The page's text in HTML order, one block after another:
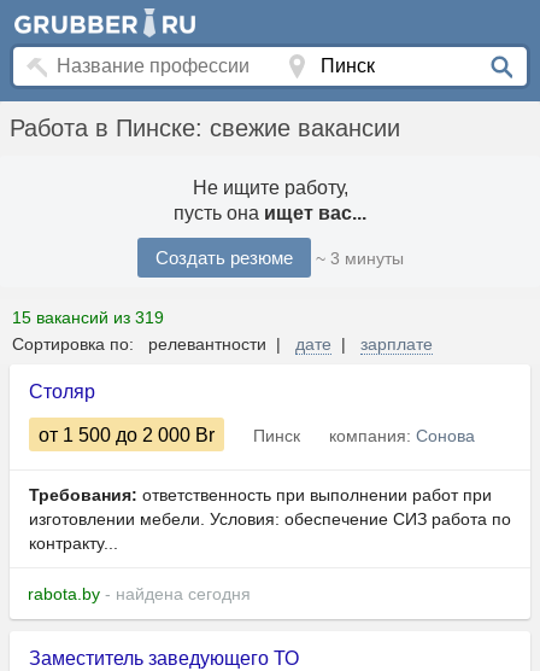
Работа в Пинске: свежие вакансии
Не ищите работу,
пусть она ищет вас...
Создать резюме ~ 3 минуты
15 вакансий из 319
Сортировка по: релевантности | дате | зарплате
Столяр
от 1 500 до 2 000 Br Пинск компания: Сонова
Требования: ответственность при выполнении работ при
изготовлении мебели. Условия: обеспечение СИЗ работа по
контракту...
rabota.by - найдена сегодня
Заместитель заведующего ТО